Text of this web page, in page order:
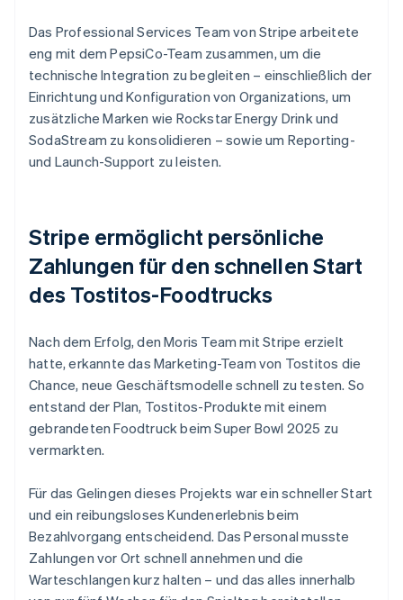
Das Professional Services Team von Stripe arbeitete
eng mit dem PepsiCo-Team zusammen, um die
technische Integration zu begleiten – einschließlich der
Einrichtung und Konfiguration von Organizations, um
zusätzliche Marken wie Rockstar Energy Drink und
SodaStream zu konsolidieren – sowie um Reporting-
und Launch-Support zu leisten.
Stripe ermöglicht persönliche
Zahlungen für den schnellen Start
des Tostitos-Foodtrucks
Nach dem Erfolg, den Moris Team mit Stripe erzielt
hatte, erkannte das Marketing-Team von Tostitos die
Chance, neue Geschäftsmodelle schnell zu testen. So
entstand der Plan, Tostitos-Produkte mit einem
gebrandeten Foodtruck beim Super Bowl 2025 zu
vermarkten.
Für das Gelingen dieses Projekts war ein schneller Start
und ein reibungsloses Kundenerlebnis beim
Bezahlvorgang entscheidend. Das Personal musste
Zahlungen vor Ort schnell annehmen und die
Warteschlangen kurz halten – und das alles innerhalb